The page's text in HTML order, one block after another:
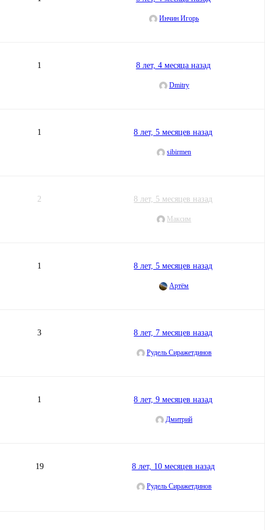
Инчин Игорь
1 8 лет, 4 месяца назад
Dmitry
1 8 лет, 5 месяцев назад
sibirmen
2 8 лет, 5 месяцев назад
Максим
1 8 лет, 5 месяцев назад
Артём
3 8 лет, 7 месяцев назад
Рудель Сиражетдинов
1 8 лет, 9 месяцев назад
Дмитрий
19 8 лет, 10 месяцев назад
Рудель Сиражетдинов